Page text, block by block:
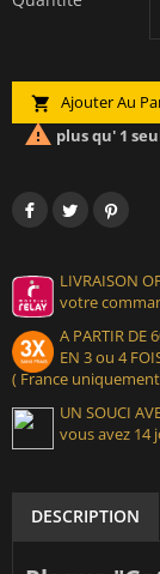
 Ajouter Au
 plus qu' 1
LIVRAISON
votre
A PARTIR DE
EN 3 ou 4
( France
UN SOUCI
vous avez
DESCRIPTION